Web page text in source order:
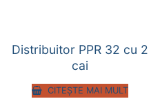
Distribuitor PPR 32 cu 2
cai
CITEȘTE MAI MULT